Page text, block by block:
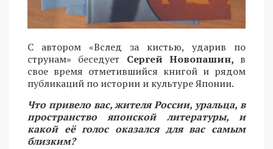
С автором «Вслед за кистью, ударив по
струнам» беседует Сергей Новопашин, в
свое время отметившийся книгой и рядом
публикаций по истории и культуре Японии.
Что привело вас, жителя России, уральца, в
пространство японской литературы, и
какой её голос оказался для вас самым
близким?